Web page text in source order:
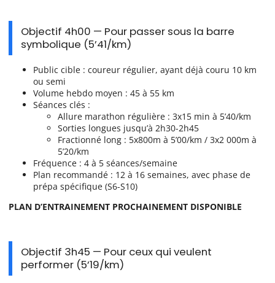
Objectif 4h00 — Pour passer sous la barre
symbolique (5’41/km)
Public cible : coureur régulier, ayant déjà couru 10 km
ou semi
Volume hebdo moyen : 45 à 55 km
Séances clés :
Allure marathon régulière : 3x15 min à 5’40/km
Sorties longues jusqu’à 2h30-2h45
Fractionné long : 5x800m à 5’00/km / 3x2 000m à
5’20/km
Fréquence : 4 à 5 séances/semaine
Plan recommandé : 12 à 16 semaines, avec phase de
prépa spécifique (S6-S10)
PLAN D’ENTRAINEMENT PROCHAINEMENT DISPONIBLE
Objectif 3h45 — Pour ceux qui veulent
performer (5’19/km)